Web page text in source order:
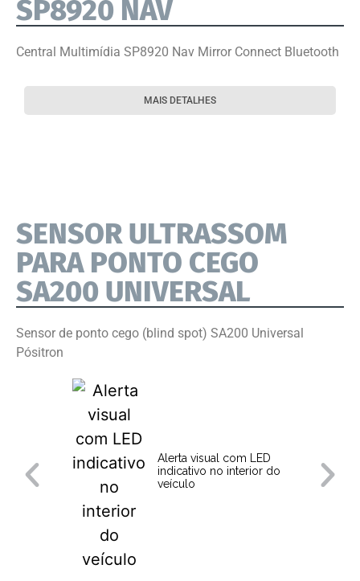
SP8920 NAV
Central Multimídia SP8920 Nav Mirror Connect Bluetooth
MAIS DETALHES
SENSOR ULTRASSOM
PARA PONTO CEGO
SA200 UNIVERSAL
Sensor de ponto cego (blind spot) SA200 Universal
Pósitron
Alerta visual com LED
indicativo no interior do
veículo